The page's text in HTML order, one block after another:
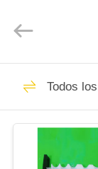
INICIO
SOBRE
Xinquan
Machinery
Reserved.
Developed
ECER
las
Todos